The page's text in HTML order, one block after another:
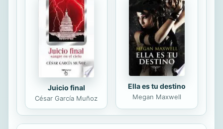
Juicio final
César García Muñoz
Ella es tu destino
Megan Maxwell